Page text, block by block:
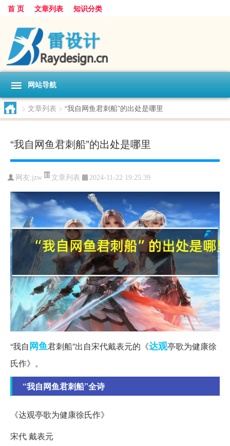
首 页 文章列表 知识分类
网站导航
> 文章列表 > “我自网鱼君刺船”的出处是哪里
“我自网鱼君刺船”的出处是哪里
网友:jzw 文章列表 2024-11-22 19:25:39
“我自网鱼君刺船”出自宋代戴表元的《达观亭歌为健康徐
氏作》。
“我自网鱼君刺船”全诗
《达观亭歌为健康徐氏作》
宋代 戴表元